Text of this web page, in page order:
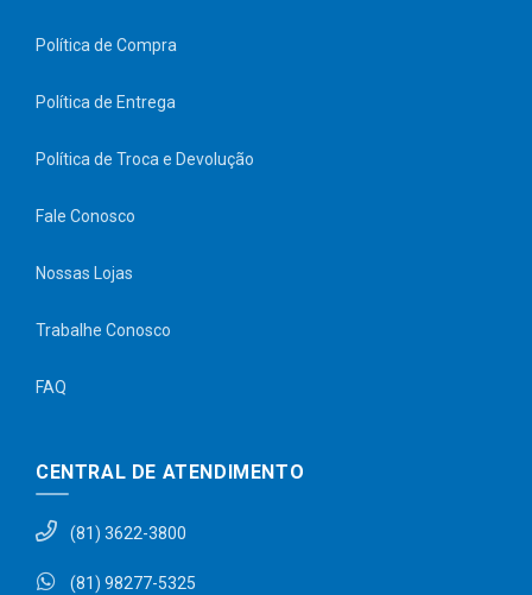
Política de Compra
Política de Entrega
Política de Troca e Devolução
Fale Conosco
Nossas Lojas
Trabalhe Conosco
FAQ
CENTRAL DE ATENDIMENTO
(81) 3622-3800
(81) 98277-5325